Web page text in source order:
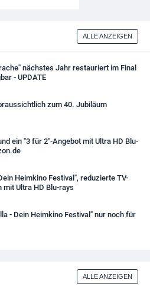
ALLE ANZEIGEN
nächstes Jahr restauriert im Final
- UPDATE
zum 40. Jubiläum
ein "3 für 2"-Angebot mit Ultra HD Blu-
Heimkino Festival", reduzierte TV-
mit Ultra HD Blu-rays
- Dein Heimkino Festival" nur noch für
ALLE ANZEIGEN